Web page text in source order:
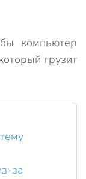
компьютер
грузит
за